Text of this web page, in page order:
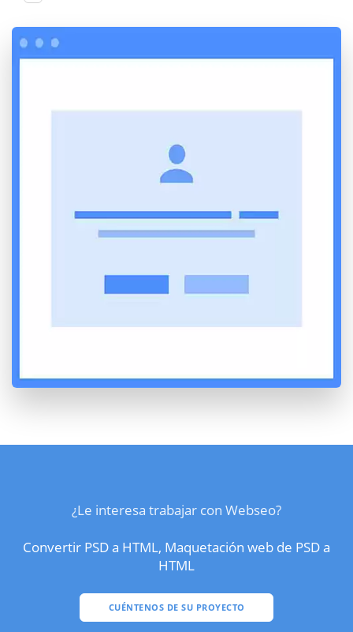
¿Le interesa trabajar con Webseo?
Convertir PSD a HTML, Maquetación web de PSD a
HTML
CUÉNTENOS DE SU PROYECTO